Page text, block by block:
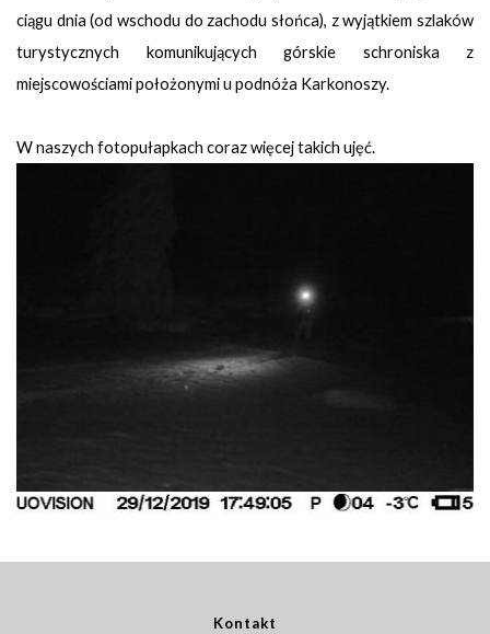
ciągu dnia (od wschodu do zachodu słońca), z wyjątkiem szlaków
turystycznych komunikujących górskie schroniska z
miejscowościami położonymi u podnóża Karkonoszy.
W naszych fotopułapkach coraz więcej takich ujęć.
Kontakt